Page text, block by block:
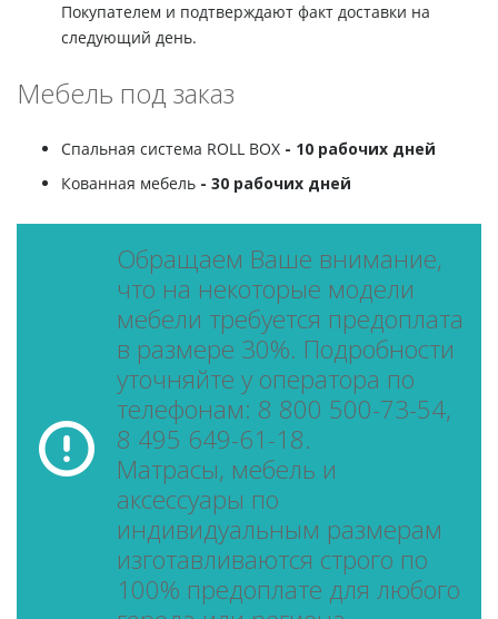
Покупателем и подтверждают факт доставки на
следующий день.
Мебель под заказ
Спальная система ROLL BOX - 10 рабочих дней
Кованная мебель - 30 рабочих дней
Обращаем Ваше внимание,
что на некоторые модели
мебели требуется предоплата
в размере 30%. Подробности
уточняйте у оператора по
телефонам: 8 800 500-73-54,
8 495 649-61-18.
Матрасы, мебель и
аксессуары по
индивидуальным размерам
изготавливаются строго по
100% предоплате для любого